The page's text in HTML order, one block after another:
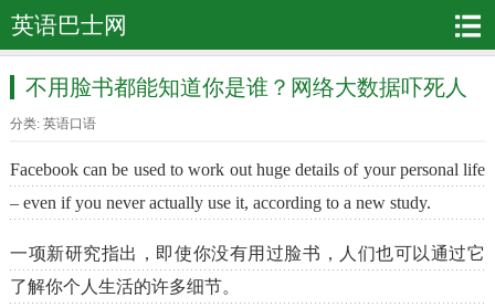
英语巴士网
不用脸书都能知道你是谁？网络大数据吓死人
分类: 英语口语
Facebook can be used to work out huge details of your personal life
– even if you never actually use it, according to a new study.
一项新研究指出，即使你没有用过脸书，人们也可以通过它
了解你个人生活的许多细节。